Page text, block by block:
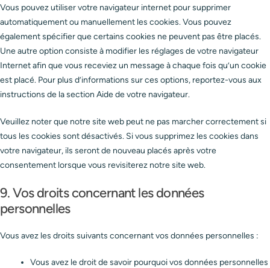
Vous pouvez utiliser votre navigateur internet pour supprimer
automatiquement ou manuellement les cookies. Vous pouvez
également spécifier que certains cookies ne peuvent pas être placés.
Une autre option consiste à modifier les réglages de votre navigateur
Internet afin que vous receviez un message à chaque fois qu’un cookie
est placé. Pour plus d’informations sur ces options, reportez-vous aux
instructions de la section Aide de votre navigateur.
Veuillez noter que notre site web peut ne pas marcher correctement si
tous les cookies sont désactivés. Si vous supprimez les cookies dans
votre navigateur, ils seront de nouveau placés après votre
consentement lorsque vous revisiterez notre site web.
9. Vos droits concernant les données
personnelles
Vous avez les droits suivants concernant vos données personnelles :
Vous avez le droit de savoir pourquoi vos données personnelles